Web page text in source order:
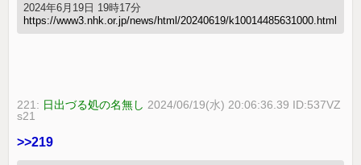
2024年6月19日 19時17分
https://www3.nhk.or.jp/news/html/20240619/k10014485631000.html
221: 日出づる処の名無し 2024/06/19(水) 20:06:36.39 ID:537VZ
s21
>>219